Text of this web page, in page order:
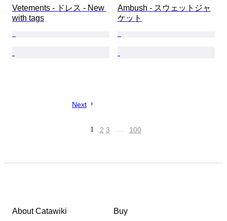
Vetements - ドレス - New
with tags
Ambush - スウェットジャ
ケット
Next
1 2 3 … 100
About Catawiki Buy